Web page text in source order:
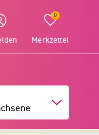
0
Merkzettel